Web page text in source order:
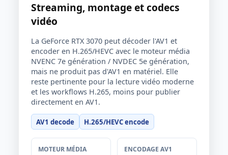
Streaming, montage et codecs
vidéo
La GeForce RTX 3070 peut décoder l'AV1 et
encoder en H.265/HEVC avec le moteur média
NVENC 7e génération / NVDEC 5e génération,
mais ne produit pas d'AV1 en matériel. Elle
reste pertinente pour la lecture vidéo moderne
et les workflows H.265, moins pour publier
directement en AV1.
AV1 decode H.265/HEVC encode
MOTEUR MÉDIA ENCODAGE AV1